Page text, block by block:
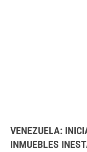
VENEZUELA:
INMUEBLES